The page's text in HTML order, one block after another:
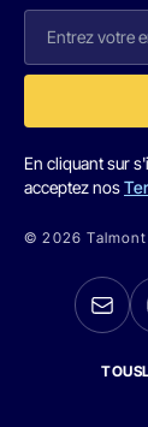
En cliquant sur
acceptez nos
© 2026